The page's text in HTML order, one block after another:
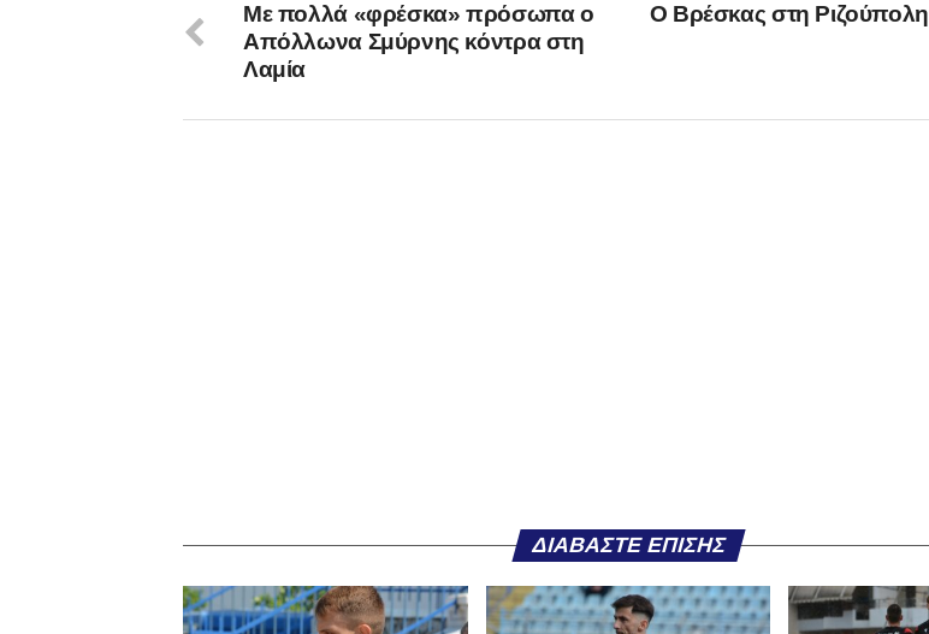
Ο Βρέσκας στη Ριζούπολη
Με πολλά «φρέσκα» πρόσωπα o
Απόλλωνα Σμύρνης κόντρα στη
Λαμία
ΔΙΑΒΆΣΤΕ ΕΠΊΣΗΣ